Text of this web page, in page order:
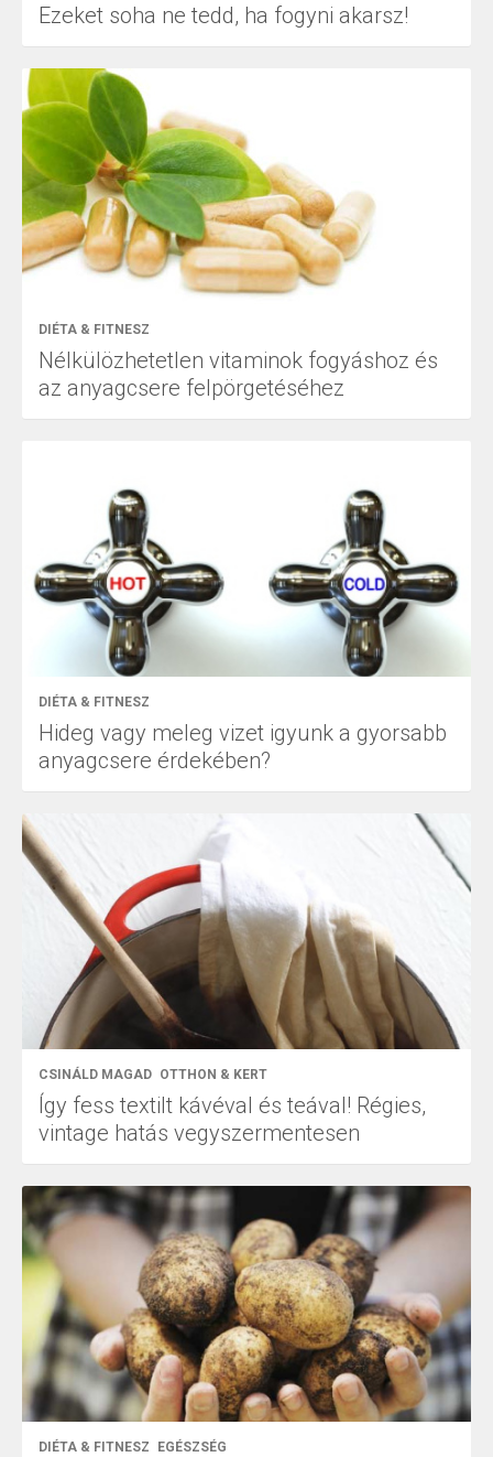
Ezeket soha ne tedd, ha fogyni akarsz!
DIÉTA & FITNESZ
Nélkülözhetetlen vitaminok fogyáshoz és
az anyagcsere felpörgetéséhez
DIÉTA & FITNESZ
Hideg vagy meleg vizet igyunk a gyorsabb
anyagcsere érdekében?
CSINÁLD MAGAD OTTHON & KERT
Így fess textilt kávéval és teával! Régies,
vintage hatás vegyszermentesen
DIÉTA & FITNESZ EGÉSZSÉG